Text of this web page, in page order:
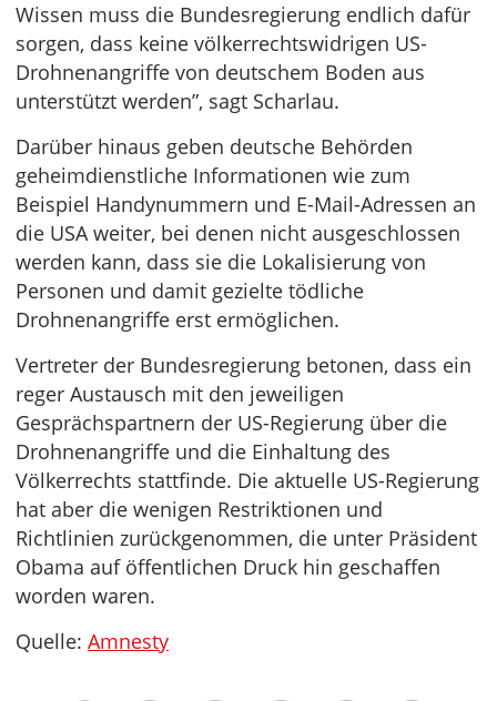
Wissen muss die Bundesregierung endlich dafür
sorgen, dass keine völkerrechtswidrigen US-
Drohnenangriffe von deutschem Boden aus
unterstützt werden”, sagt Scharlau.
Darüber hinaus geben deutsche Behörden
geheimdienstliche Informationen wie zum
Beispiel Handynummern und E-Mail-Adressen an
die USA weiter, bei denen nicht ausgeschlossen
werden kann, dass sie die Lokalisierung von
Personen und damit gezielte tödliche
Drohnenangriffe erst ermöglichen.
Vertreter der Bundesregierung betonen, dass ein
reger Austausch mit den jeweiligen
Gesprächspartnern der US-Regierung über die
Drohnenangriffe und die Einhaltung des
Völkerrechts stattfinde. Die aktuelle US-Regierung
hat aber die wenigen Restriktionen und
Richtlinien zurückgenommen, die unter Präsident
Obama auf öffentlichen Druck hin geschaffen
worden waren.
Quelle: Amnesty